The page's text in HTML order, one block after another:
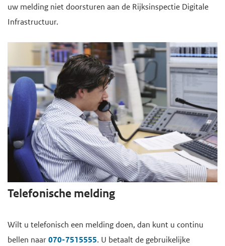
uw melding niet doorsturen aan de Rijksinspectie Digitale
Infrastructuur.
Telefonische melding
Wilt u telefonisch een melding doen, dan kunt u continu
bellen naar070-7515555. U betaalt de gebruikelijke